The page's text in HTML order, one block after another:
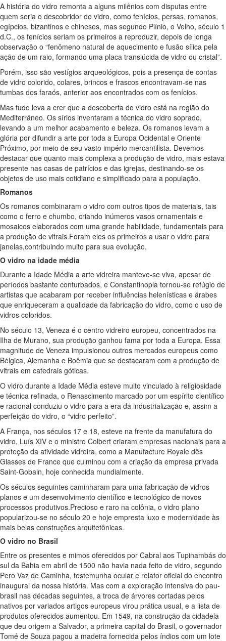
A história do vidro remonta a alguns milênios com disputas entre
quem seria o descobridor do vidro, como fenícios, persas, romanos,
egípcios, bizantinos e chineses, mas segundo Plínio, o Velho, século 1
d.C., os fenícios seriam os primeiros a reproduzir, depois de longa
observação o “fenômeno natural de aquecimento e fusão sílica pela
ação de um raio, formando uma placa translúcida de vidro ou cristal”.
Porém, isso são vestígios arqueológicos, pois a presença de contas
de vidro colorido, colares, brincos e frascos encontravam-se nas
tumbas dos faraós, anterior aos encontrados com os fenícios.
Mas tudo leva a crer que a descoberta do vidro está na região do
Mediterrâneo. Os sírios inventaram a técnica do vidro soprado,
levando a um melhor acabamento e beleza. Os romanos levam a
glória por difundir a arte por toda a Europa Ocidental e Oriente
Próximo, por meio de seu vasto império mercantilista. Devemos
destacar que quanto mais complexa a produção de vidro, mais estava
presente nas casas de patrícios e das igrejas, destinando-se os
objetos de uso mais cotidiano e simplificado para a população.
Romanos
Os romanos combinaram o vidro com outros tipos de materiais, tais
como o ferro e chumbo, criando inúmeros vasos ornamentais e
mosaicos elaborados com uma grande habilidade, fundamentais para
a produção de vitrais.Foram eles os primeiros a usar o vidro para
janelas,contribuindo muito para sua evolução.
O vidro na idade média
Durante a Idade Média a arte vidreira manteve-se viva, apesar de
períodos bastante conturbados, e Constantinopla tornou-se refúgio de
artistas que acabaram por receber influências helenísticas e árabes
que enriqueceram a qualidade da fabricação do vidro, como o uso de
vidros coloridos.
No século 13, Veneza é o centro vidreiro europeu, concentrados na
Ilha de Murano, sua produção ganhou fama por toda a Europa. Essa
magnitude de Veneza impulsionou outros mercados europeus como
Bélgica, Alemanha e Boêmia que se destacaram com a produção de
vitrais em catedrais góticas.
O vidro durante a Idade Média esteve muito vinculado à religiosidade
e técnica refinada, o Renascimento marcado por um espírito científico
e racional conduziu o vidro para a era da industrialização e, assim a
perfeição do vidro, o “vidro perfeito”.
A França, nos séculos 17 e 18, esteve na frente da manufatura do
vidro, Luís XIV e o ministro Colbert criaram empresas nacionais para a
proteção da atividade vidreira, como a Manufacture Royale dês
Glasses de France que culminou com a criação da empresa privada
Saint-Gobain, hoje conhecida mundialmente.
Os séculos seguintes caminharam para uma fabricação de vidros
planos e um desenvolvimento científico e tecnológico de novos
processos produtivos.Precioso e raro na colônia, o vidro plano
popularizou-se no século 20 e hoje empresta luxo e modernidade às
mais belas construções arquitetônicas.
O vidro no Brasil
Entre os presentes e mimos oferecidos por Cabral aos Tupinambás do
sul da Bahia em abril de 1500 não havia nada feito de vidro, segundo
Pero Vaz de Caminha, testemunha ocular e relator oficial do encontro
inaugural da nossa história. Mas com a exploração intensiva do pau-
brasil nas décadas seguintes, a troca de árvores cortadas pelos
nativos por variados artigos europeus virou prática usual, e a lista de
produtos oferecidos aumentou. Em 1549, na construção da cidadela
que deu origem a Salvador, a primeira capital do Brasil, o governador
Tomé de Souza pagou a madeira fornecida pelos índios com um lote